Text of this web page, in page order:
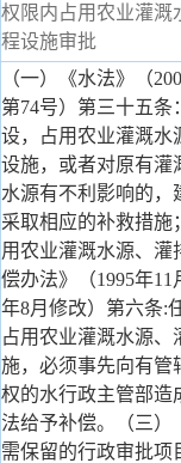
权限内占用农业灌溉
程设施审批
（一）《水法》（
第74号）第三十五条
设，占用农业灌溉水
设施，或者对原有灌
水源有不利影响的，
采取相应的补救措施
用农业灌溉水源、灌
偿办法》（1995年11
年8月修改）第六条:
占用农业灌溉水源、
施，必须事先向有管
权的水行政主管部造
法给予补偿。（三）
需保留的行政审批项